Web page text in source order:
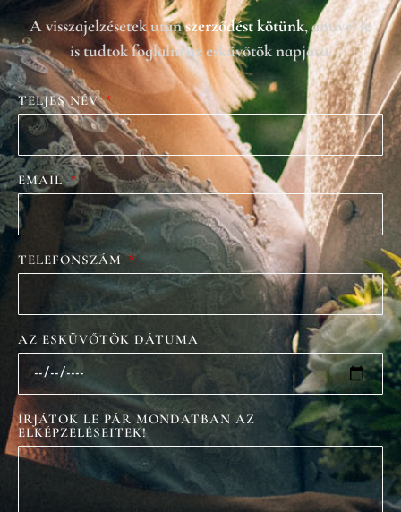
A visszajelzésetek utánszerződést kötünk, amivel le
is tudtok foglalni az esküvőtök napjára.
TELJES NÉV
EMAIL
TELEFONSZÁM
AZ ESKÜVŐTÖK DÁTUMA
ÍRJÁTOK LE PÁR MONDATBAN AZ
ELKÉPZELÉSEITEK!